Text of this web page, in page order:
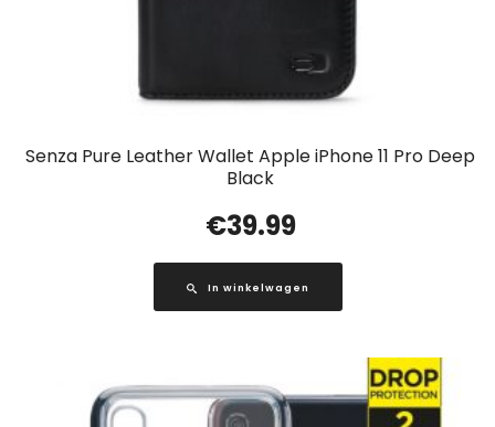
Senza Pure Leather Wallet Apple iPhone 11 Pro Deep
Black
€39.99
In winkelwagen